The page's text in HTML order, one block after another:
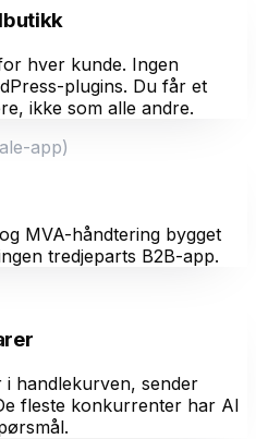
hver kunde. Ingen
plugins. Du får et
ikke som alle andre.
app)
MVA-håndtering bygget
tredjeparts B2B-app.
handlekurven, sender
fleste konkurrenter har AI